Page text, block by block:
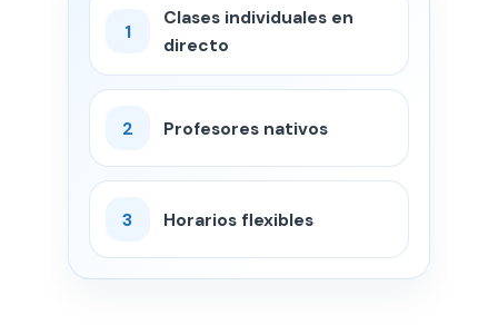
1
Clases individuales en
directo
2 Profesores nativos
3 Horarios flexibles